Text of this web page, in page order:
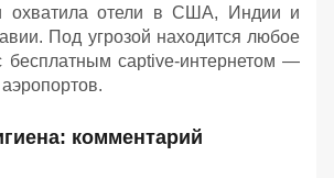
охватила отели в США, Индии и
Под угрозой находится любое
бесплатным captive-интернетом —
комментарий